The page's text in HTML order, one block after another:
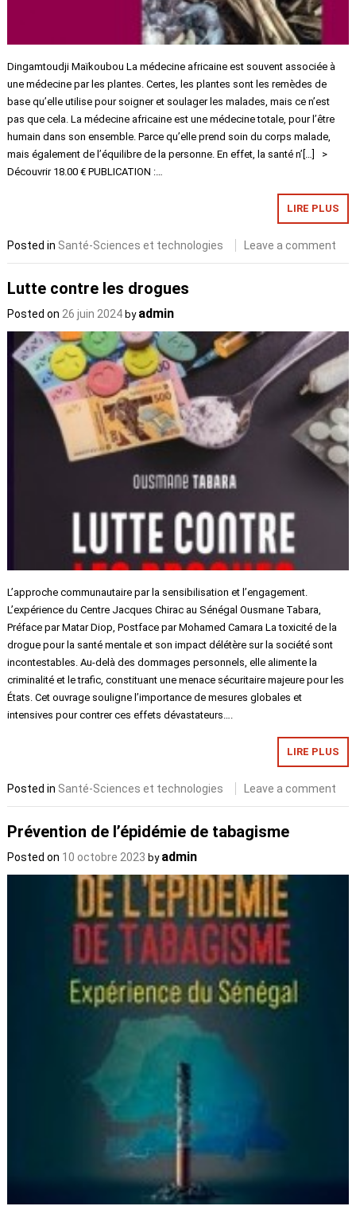
Dingamtoudji Maïkoubou La médecine africaine est souvent associée à
une médecine par les plantes. Certes, les plantes sont les remèdes de
base qu’elle utilise pour soigner et soulager les malades, mais ce n’est
pas que cela. La médecine africaine est une médecine totale, pour l’être
humain dans son ensemble. Parce qu’elle prend soin du corps malade,
mais également de l’équilibre de la personne. En effet, la santé n’[…] >
Découvrir 18.00 € PUBLICATION :…
LIRE PLUS
Posted in Santé-Sciences et technologies Leave a comment
Lutte contre les drogues
Posted on 26 juin 2024 by admin
L’approche communautaire par la sensibilisation et l’engagement.
L’expérience du Centre Jacques Chirac au Sénégal Ousmane Tabara,
Préface par Matar Diop, Postface par Mohamed Camara La toxicité de la
drogue pour la santé mentale et son impact délétère sur la société sont
incontestables. Au-delà des dommages personnels, elle alimente la
criminalité et le trafic, constituant une menace sécuritaire majeure pour les
États. Cet ouvrage souligne l’importance de mesures globales et
intensives pour contrer ces effets dévastateurs….
LIRE PLUS
Posted in Santé-Sciences et technologies Leave a comment
Prévention de l’épidémie de tabagisme
Posted on 10 octobre 2023 by admin